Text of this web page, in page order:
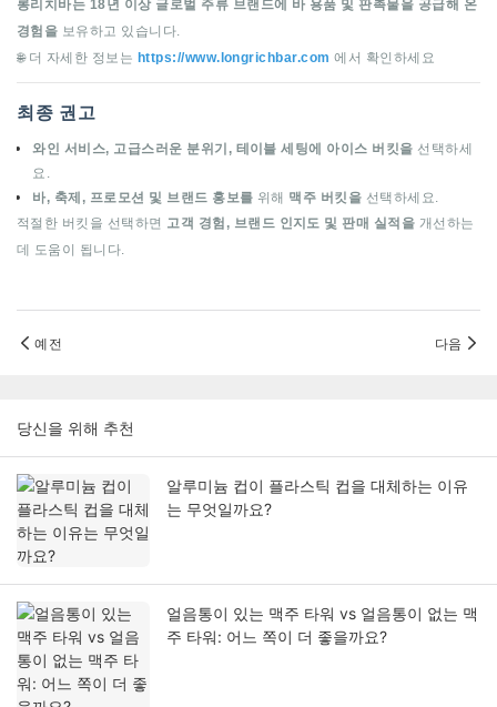
롱리치바는 18년 이상 글로벌 주류 브랜드에 바 용품 및 판촉물을 공급해 온
경험을 보유하고 있습니다.
🌐 더 자세한 정보는 https://www.longrichbar.com 에서 확인하세요
최종 권고
와인 서비스, 고급스러운 분위기, 테이블 세팅에 아이스 버킷을 선택하세
요.
바, 축제, 프로모션 및 브랜드 홍보를 위해 맥주 버킷을 선택하세요.
적절한 버킷을 선택하면 고객 경험, 브랜드 인지도 및 판매 실적을 개선하는
데 도움이 됩니다.
예전 다음
당신을 위해 추천
알루미늄 컵이 플라스틱 컵을 대체하는 이유
는 무엇일까요?
얼음통이 있는 맥주 타워 vs 얼음통이 없는 맥
주 타워: 어느 쪽이 더 좋을까요?